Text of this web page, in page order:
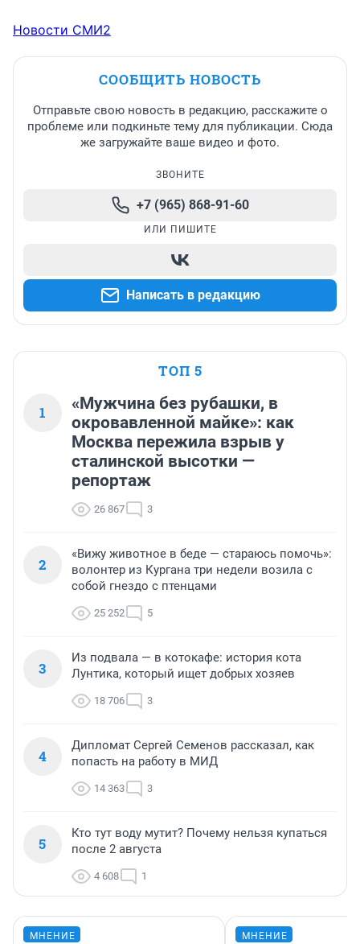
Новости СМИ2
СООБЩИТЬ НОВОСТЬ
Отправьте свою новость в редакцию, расскажите о
проблеме или подкиньте тему для публикации. Сюда
же загружайте ваше видео и фото.
ЗВОНИТЕ
+7 (965) 868-91-60
ИЛИ ПИШИТЕ
Написать в редакцию
ТОП 5
1
«Мужчина без рубашки, в
окровавленной майке»: как
Москва пережила взрыв у
сталинской высотки —
репортаж
26 867 3
2
«Вижу животное в беде — стараюсь помочь»:
волонтер из Кургана три недели возила с
собой гнездо с птенцами
25 252 5
3
Из подвала — в котокафе: история кота
Лунтика, который ищет добрых хозяев
18 706 3
4
Дипломат Сергей Семенов рассказал, как
попасть на работу в МИД
14 363 3
5
Кто тут воду мутит? Почему нельзя купаться
после 2 августа
4 608 1
МНЕНИЕ МНЕНИЕ